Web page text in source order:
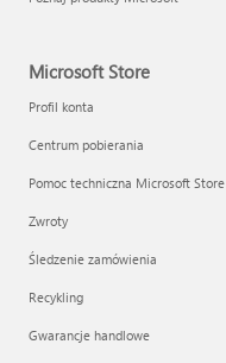
Microsoft Store
Profil konta
Centrum pobierania
Pomoc techniczna Microsoft Store
Zwroty
Śledzenie zamówienia
Recykling
Gwarancje handlowe